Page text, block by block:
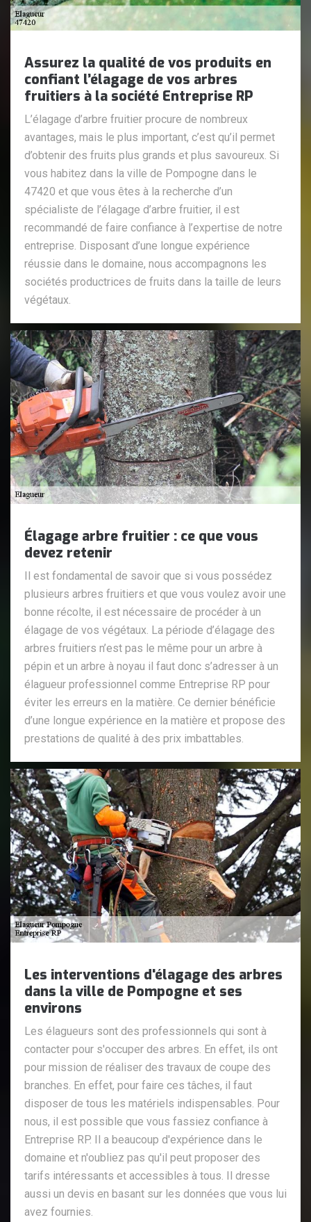
Assurez la qualité de vos produits en
confiant l’élagage de vos arbres
fruitiers à la société Entreprise RP
L’élagage d’arbre fruitier procure de nombreux
avantages, mais le plus important, c’est qu’il permet
d’obtenir des fruits plus grands et plus savoureux. Si
vous habitez dans la ville de Pompogne dans le
47420 et que vous êtes à la recherche d’un
spécialiste de l’élagage d’arbre fruitier, il est
recommandé de faire confiance à l’expertise de notre
entreprise. Disposant d’une longue expérience
réussie dans le domaine, nous accompagnons les
sociétés productrices de fruits dans la taille de leurs
végétaux.
Élagage arbre fruitier : ce que vous
devez retenir
Il est fondamental de savoir que si vous possédez
plusieurs arbres fruitiers et que vous voulez avoir une
bonne récolte, il est nécessaire de procéder à un
élagage de vos végétaux. La période d’élagage des
arbres fruitiers n’est pas le même pour un arbre à
pépin et un arbre à noyau il faut donc s’adresser à un
élagueur professionnel comme Entreprise RP pour
éviter les erreurs en la matière. Ce dernier bénéficie
d’une longue expérience en la matière et propose des
prestations de qualité à des prix imbattables.
Les interventions d'élagage des arbres
dans la ville de Pompogne et ses
environs
Les élagueurs sont des professionnels qui sont à
contacter pour s'occuper des arbres. En effet, ils ont
pour mission de réaliser des travaux de coupe des
branches. En effet, pour faire ces tâches, il faut
disposer de tous les matériels indispensables. Pour
nous, il est possible que vous fassiez confiance à
Entreprise RP. Il a beaucoup d'expérience dans le
domaine et n'oubliez pas qu'il peut proposer des
tarifs intéressants et accessibles à tous. Il dresse
aussi un devis en basant sur les données que vous lui
avez fournies.